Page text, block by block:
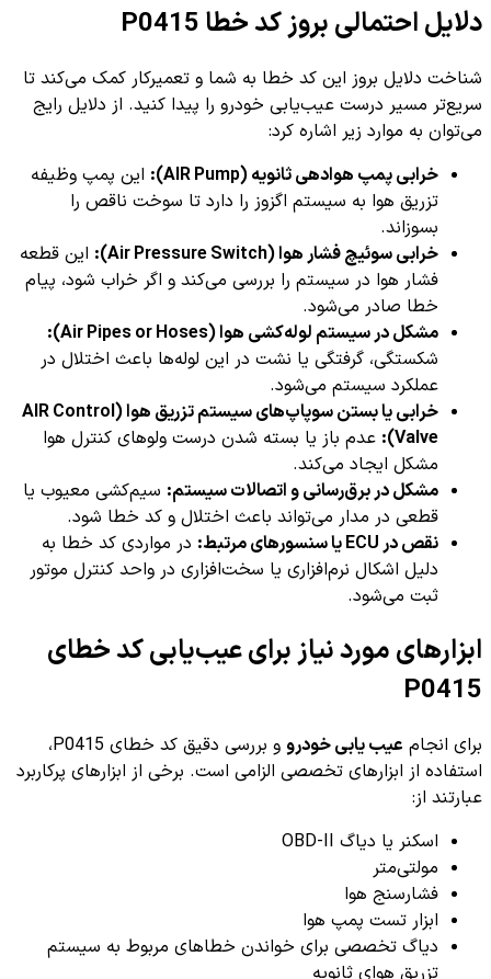
دلایل احتمالی بروز کد خطا P0415
شناخت دلایل بروز این کد خطا به شما و تعمیرکار کمک می‌کند تا
سریع‌تر مسیر درست عیب‌یابی خودرو را پیدا کنید. از دلایل رایج
می‌توان به موارد زیر اشاره کرد:
خرابی پمپ هوادهی ثانویه (AIR Pump):
این پمپ وظیفه
تزریق هوا به سیستم اگزوز را دارد تا سوخت ناقص را
بسوزاند.
خرابی سوئیچ فشار هوا (Air Pressure Switch):
این قطعه
فشار هوا در سیستم را بررسی می‌کند و اگر خراب شود، پیام
خطا صادر می‌شود.
مشکل در سیستم لوله‌کشی هوا (Air Pipes or Hoses):
شکستگی، گرفتگی یا نشت در این لوله‌ها باعث اختلال در
عملکرد سیستم می‌شود.
خرابی یا بستن سوپاپ‌های سیستم تزریق هوا (AIR Control
Valve):
عدم باز یا بسته شدن درست ولوهای کنترل هوا
مشکل ایجاد می‌کند.
مشکل در برق‌رسانی و اتصالات سیستم: سیم‌کشی معیوب یا
قطعی در مدار می‌تواند باعث اختلال و کد خطا شود.
نقص در ECU یا سنسورهای مرتبط:
در مواردی کد خطا به
دلیل اشکال نرم‌افزاری یا سخت‌افزاری در واحد کنترل موتور
ثبت می‌شود.
ابزارهای مورد نیاز برای عیب‌یابی کد خطای
P0415
برای انجام عیب یابی خودرو
و بررسی دقیق کد خطای P0415،
استفاده از ابزارهای تخصصی الزامی است. برخی از ابزارهای پرکاربرد
عبارتند از:
اسکنر یا دیاگ OBD-II
مولتی‌متر
فشارسنج هوا
ابزار تست پمپ هوا
دیاگ تخصصی برای خواندن خطاهای مربوط به سیستم
تزریق هوای ثانویه